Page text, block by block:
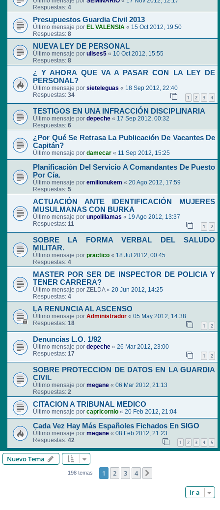
Respuestas: 4
Presupuestos Guardia Civil 2013
Último mensaje por EL VALENSIA « 15 Oct 2012, 19:50
Respuestas: 8
NUEVA LEY DE PERSONAL
Último mensaje por ulises5 « 10 Oct 2012, 15:55
Respuestas: 8
¿ Y AHORA QUE VA A PASAR CON LA LEY DE
PERSONAL?
Último mensaje por sieteleguas « 18 Sep 2012, 22:40
Respuestas: 34 1 2 3 4
TESTIGOS EN UNA INFRACCIÓN DISCIPLINARIA
Último mensaje por depeche « 17 Sep 2012, 00:32
Respuestas: 6
¿Por Qué Se Retrasa La Publicación De Vacantes De
Capitán?
Último mensaje por damecar « 11 Sep 2012, 15:25
Planificación Del Servicio A Comandantes De Puesto
Por Cía.
Último mensaje por emilionukem « 20 Ago 2012, 17:59
Respuestas: 5
ACTUACIÓN ANTE IDENTIFICACIÓN MUJERES
MUSULMANAS CON BURKA
Último mensaje por unpolillamas « 19 Ago 2012, 13:37
Respuestas: 11 1 2
SOBRE LA FORMA VERBAL DEL SALUDO
MILITAR.
Último mensaje por practico « 18 Jul 2012, 00:45
Respuestas: 4
MASTER POR SER DE INSPECTOR DE POLICIA Y
TENER CARRERA?
Último mensaje por ZELDA« 20 Jun 2012, 14:25
Respuestas: 4
LA RENUNCIA AL ASCENSO
Último mensaje por Administrador « 05 May 2012, 14:38
Respuestas: 18 1 2
Denuncias L.O. 1/92
Último mensaje por depeche « 26 Mar 2012, 23:00
Respuestas: 17 1 2
SOBRE PROTECCION DE DATOS EN LA GUARDIA
CIVIL
Último mensaje por megane « 06 Mar 2012, 21:13
Respuestas: 2
CITACION A TRIBUNAL MEDICO
Último mensaje por capricornio « 20 Feb 2012, 21:04
Cada Vez Hay Más Españoles Fichados En SIGO
Último mensaje por megane « 08 Feb 2012, 21:23
Respuestas: 42 1 2 3 4 5
Nuevo Tema
198 temas 1 2 3 4
Ir a